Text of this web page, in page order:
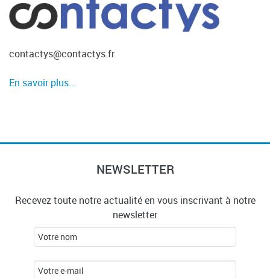
contactys@contactys.fr
En savoir plus...
NEWSLETTER
Recevez toute notre actualité en vous inscrivant à notre
newsletter